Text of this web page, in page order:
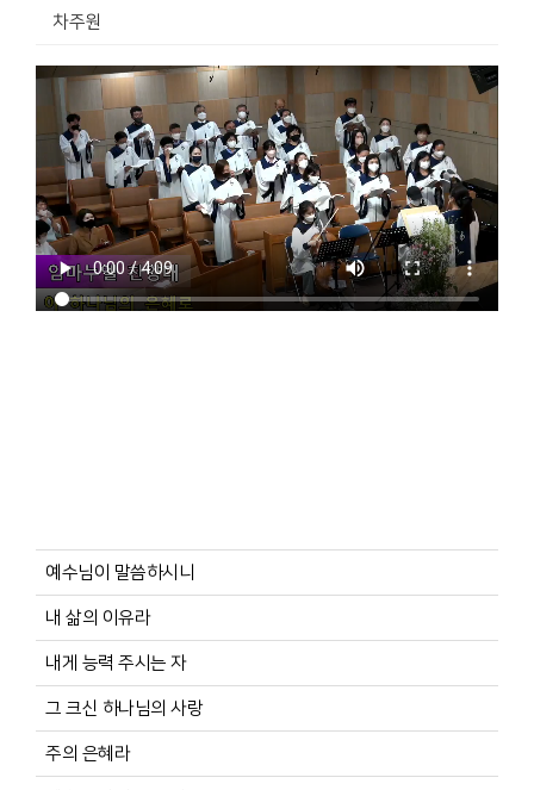
차주원
예수님이 말씀하시니
내 삶의 이유라
내게 능력 주시는 자
그 크신 하나님의 사랑
주의 은혜라